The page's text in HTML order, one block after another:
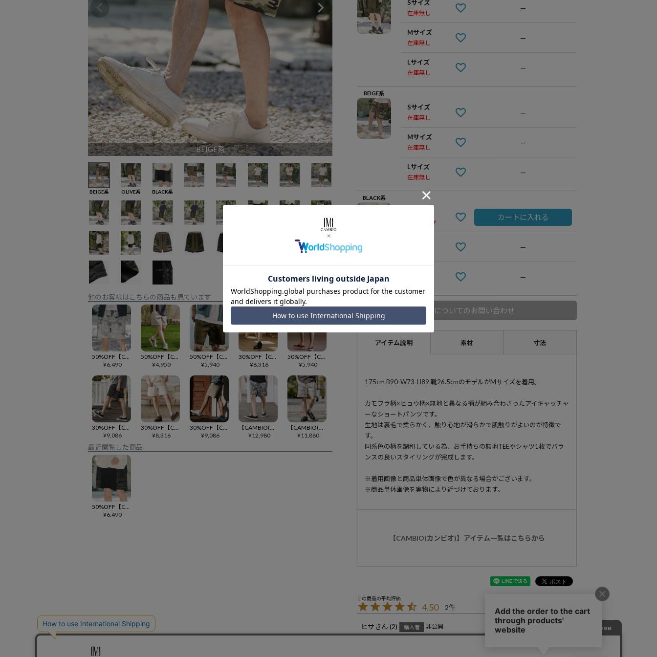
BEIGE系 OLIVE系
BEIGE系 OLIVE系 BLACK系
他のお客様はこちらの商品も見ています
¥6,490
¥4,950
¥5,940
¥8,316
¥5,940
¥9,086
¥8,316
¥9,086
¥12,980
¥11,880
最近閲覧した商品
¥6,490
Sサイズ
在庫無し
—
Mサイズ
在庫無し
—
Lサイズ
在庫無し
—
BEIGE系
Sサイズ
在庫無し
—
Mサイズ
在庫無し
—
Lサイズ
在庫無し
—
BLACK系
残りわずか
カートに入れる
—
—
商品についてのお問い合わせ
アイテム説明 素材 寸法
175cm B90-W73-H89 靴26.5cmのモデルがMサイズを着用。
カモフラ柄×ヒョウ柄×無地と異なる柄が組み合わさったアイキャッチャ
ーなショートパンツです。
生地は裏毛で柔らかく、触り心地が滑らかで肌触りがよいのが特徴で
す。
同系色の柄を調和している為、お手持ちの無地TEEやシャツ1枚でバラ
ンスの良いスタイリングが完成します。
※着用画像と商品単体画像で色が異なる場合がございます。
※商品単体画像を実物により近づけております。
【CAMBIO(カンビオ)】アイテム一覧はこちらから
4.50 2
ヒサ 2 購入者
非公開